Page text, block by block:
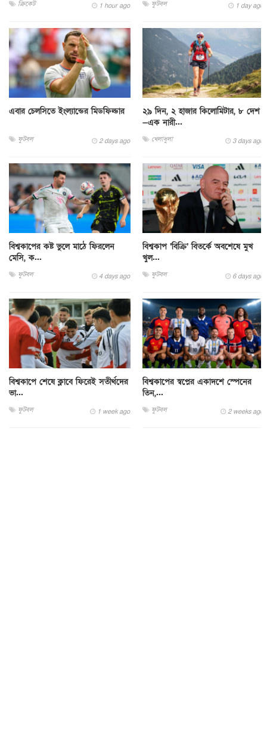
ক্রিকেট 1 hour ago ফুটবল 1 day ago
এবার চেলসিতে ইংল্যান্ডের মিডফিল্ডার
ফুটবল 2 days ago
২৯ দিন, ২ হাজার কিলোমিটার, ৮ দেশ
—এক নারী...
খেলাধুলা 3 days ago
বিশ্বকাপের কষ্ট ভুলে মাঠে ফিরলেন
মেসি, ক...
ফুটবল 4 days ago
বিশ্বকাপ ‘বিক্রি’ বিতর্কে অবশেষে মুখ
খুল...
ফুটবল 6 days ago
বিশ্বকাপে শেষে ক্লাবে ফিরেই সতীর্থদের
ভা...
ফুটবল 1 week ago
বিশ্বকাপের স্বপ্নের একাদশে স্পেনের
তিন,...
ফুটবল 2 weeks ago